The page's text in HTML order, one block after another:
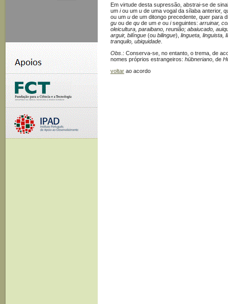
Em virtude desta supressão, abstrai-se de
um iou um u de uma vogal da sílaba anterior,
ou um u de um ditongo precedente, quer para
gu ou de qu de um e ou iseguintes: arruinar,
oleicultura, paraibano, reunião; abaiucado,
arguir, bilíngue (ou bilingue), lingueta, linguista,
tranquilo, ubiquidade
Obs .: Conserva-se, no entanto, o trema, de
nomes próprios estrangeiros: hübneriano , de
voltar ao acordo